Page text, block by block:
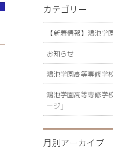
カテゴリー
【新着情報】鴻池学
お知らせ
鴻池学園高等専修学
鴻池学園高等専修学
ージ」
月別アーカイブ